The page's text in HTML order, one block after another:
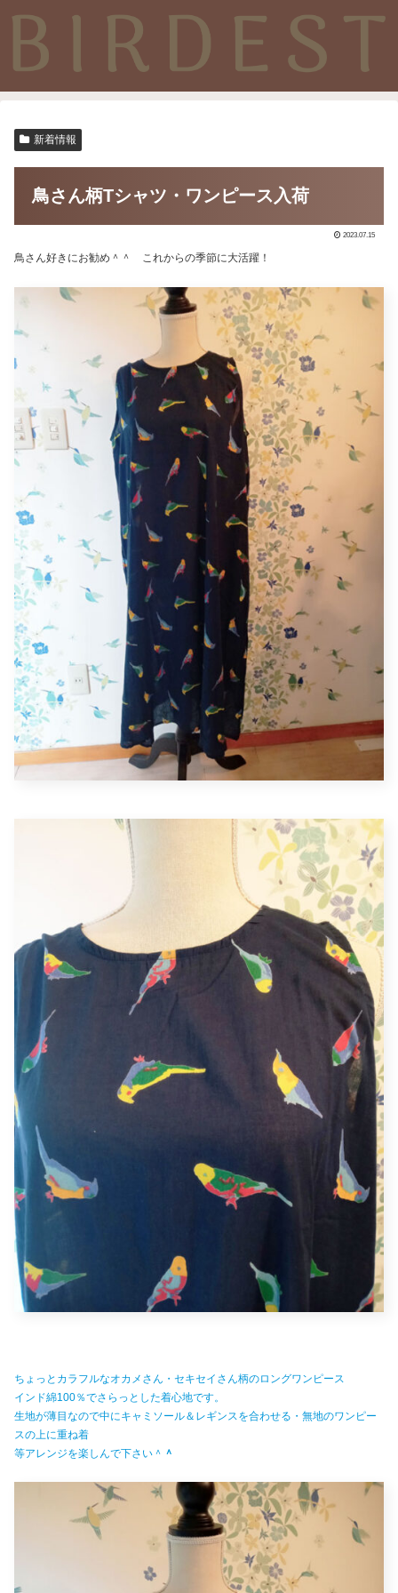
新着情報
鳥さん柄Tシャツ・ワンピース入荷
2023.07.15
鳥さん好きにお勧め＾＾ これからの季節に大活躍！
ちょっとカラフルなオカメさん・セキセイさん柄のロングワンピース
インド綿100％でさらっとした着心地です。
生地が薄目なので中にキャミソール＆レギンスを合わせる・無地のワンピー
スの上に重ね着
等アレンジを楽しんで下さい＾ ＾